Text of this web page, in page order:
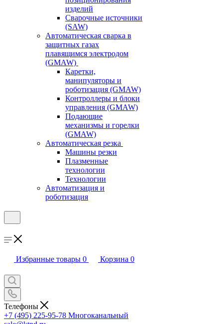
изделий
Сварочные источники
(SAW)
Автоматическая сварка в
защитных газах
плавящимся электродом
(GMAW)
Каретки,
манипуляторы и
роботизация (GMAW)
Контроллеры и блоки
управления (GMAW)
Подающие
механизмы и горелки
(GMAW)
Автоматическая резка
Машины резки
Плазменные
технологии
Технологии
Автоматизация и
роботизация
Избранные товары 0 Корзина 0
Телефоны
+7 (495) 225-95-78 Многоканальный